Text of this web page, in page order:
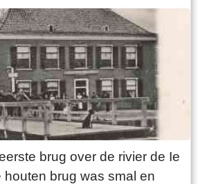
brug over de rivier de Ie
brug was smal en